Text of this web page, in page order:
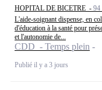
HOPITAL DE BICETRE -
L'aide-soignant dispense, en
d'éducation à la santé pour
et l'autonomie de...
CDD - Temps plein
Publié il y a 3 jours